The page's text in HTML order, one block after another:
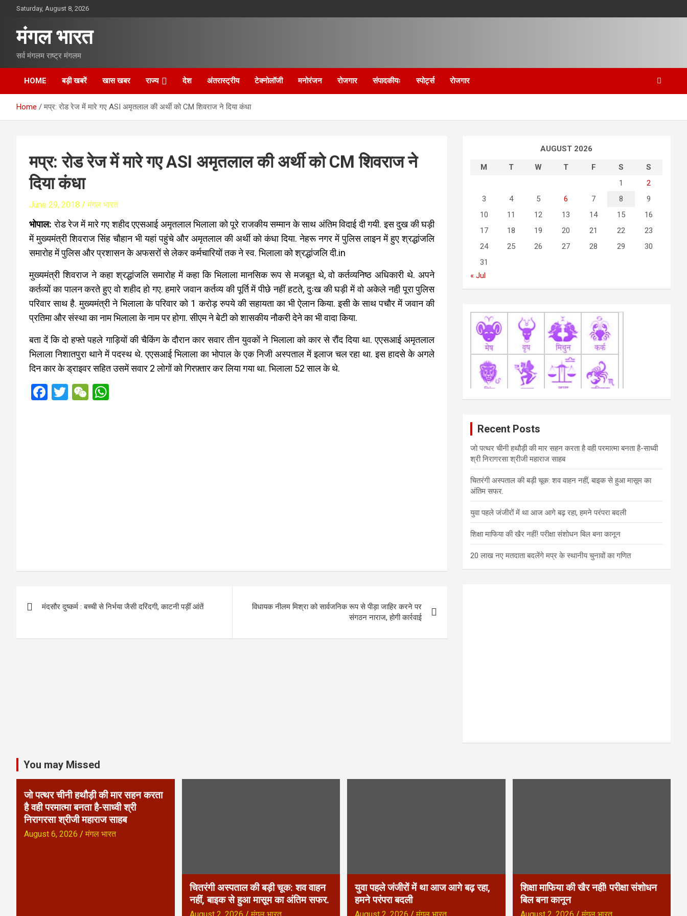
c
n
Saturday, August 8, 2026
मंगल भारत
सर्व मंगलम राष्ट्र मंगलम
HOME बड़ी खबरें खास खबर राज्य देश अंतरास्ट्रीय टेक्नोलॉजी मनोरंजन रोजगार संपादकीयः स्पोर्ट्स रोजगार
Home मप्र: रोड रेज में मारे गए ASI अमृतलाल की अर्थी को CM शिवराज ने दिया कंधा
मप्र: रोड रेज में मारे गए ASI अमृतलाल की अर्थी को CM शिवराज ने
दिया कंधा
June 29, 2018 मंगल भारत
भोपाल:रोड रेज में मारे गए शहीद एएसआई अमृतलाल भिलाला को पूरे राजकीय सम्मान के साथ अंतिम विदाई दी गयी. इस दुख की घड़ी
में मुख्यमंत्री शिवराज सिंह चौहान भी यहां पहुंचे और अमृतलाल की अर्थी को कंधा दिया. नेहरू नगर में पुलिस लाइन में हुए श्रद्धांजलि
समारोह में पुलिस और प्रशासन के अफसरों से लेकर कर्मचारियों तक ने स्व. भिलाला को श्रद्धांजलि दी.in
मुख्यमंत्री शिवराज ने कहा श्रद्धांजलि समारोह में कहा कि भिलाला मानसिक रूप से मजबूत थे, वो कर्तव्यनिष्ठ अधिकारी थे. अपने
कर्तव्यों का पालन करते हुए वो शहीद हो गए. हमारे जवान कर्तव्य की पूर्ति में पीछे नहीं हटते, दुःख की घड़ी में वो अकेले नही़ पूरा पुलिस
परिवार साथ है. मुख्यमंत्री ने भिलाला के परिवार को 1 करोड़ रुपये की सहायता का भी ऐलान किया. इसी के साथ पचौर में जवान की
प्रतिमा और संस्था का नाम भिलाला के नाम पर होगा. सीएम ने बेटी को शासकीय नौकरी देने का भी वादा किया.
बता दें कि दो हफ्ते पहले गाड़ियों की चैकिंग के दौरान कार सवार तीन युवकों ने भिलाला को कार से रौंद दिया था. एएसआई अमृतलाल
भिलाला निशातपुरा थाने में पदस्थ थे. एएसआई भिलाला का भोपाल के एक निजी अस्पताल में इलाज चल रहा था. इस हादसे के अगले
दिन कार के ड्राइवर सहित उसमें सवार 2 लोगों को गिरफ़्तार कर लिया गया था. भिलाला 52 साल के थे.
F
T
W
s
g
a
मंदसौर दुष्कर्म : बच्ची से निर्भया जैसी दरिंदगी, काटनी पड़ीं आंतें
विधायक नीलम मिश्रा को सार्वजनिक रूप से पीड़ा जाहिर करने पर
संगठन नाराज, होगी कार्रवाई
AUGUST 2026
M
T W T F S
S
1
2
3
4 5 6 7 8
9
10
11 12 13 14 15
16
17
18 19 20 21 22
23
24
25 26 27 28 29
30
31
« Jul
Recent Posts
जो पत्थर चीनी हथौड़ी की मार सहन करता है वही परमात्मा बनता है-साध्वी
श्री निरागरसा श्रीजी महाराज साहब
चितरंगी अस्पताल की बड़ी चूक: शव वाहन नहीं, बाइक से हुआ मासूम का
अंतिम सफर.
युवा पहले जंजीरों में था आज आगे बढ़ रहा, हमने परंपरा बदली
शिक्षा माफिया की खैर नहीं! परीक्षा संशोधन बिल बना कानून
20 लाख नए मतदाता बदलेंगे मप्र के स्थानीय चुनावों का गणित
You may Missed
जो पत्थर चीनी हथौड़ी की मार सहन करता
है वही परमात्मा बनता है-साध्वी श्री
निरागरसा श्रीजी महाराज साहब
August 6, 2026 मंगल भारत
चितरंगी अस्पताल की बड़ी चूक: शव वाहन
नहीं, बाइक से हुआ मासूम का अंतिम सफर.
August 2, 2026 मंगल भारत
युवा पहले जंजीरों में था आज आगे बढ़ रहा,
हमने परंपरा बदली
August 2, 2026 मंगल भारत
शिक्षा माफिया की खैर नहीं! परीक्षा संशोधन
बिल बना कानून
August 2, 2026 मंगल भारत